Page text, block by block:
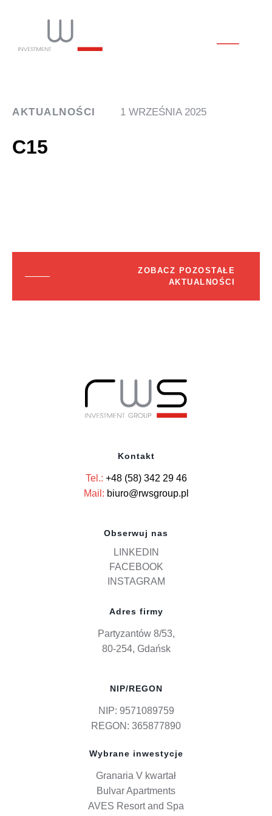
AKTUALNOŚCI 1 WRZEŚNIA 2025
C15
ZOBACZ POZOSTAŁE
AKTUALNOŚCI
Kontakt
Tel.: +48 (58) 342 29 46
Mail: biuro@rwsgroup.pl
Obserwuj nas
LINKEDIN
FACEBOOK
INSTAGRAM
Adres firmy
Partyzantów 8/53,
80-254, Gdańsk
NIP/REGON
NIP: 9571089759
REGON: 365877890
Wybrane inwestycje
Granaria V kwartał
Bulvar Apartments
AVES Resort and Spa